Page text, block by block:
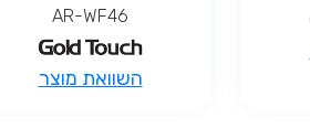
AR-WF46
השוואת מוצר